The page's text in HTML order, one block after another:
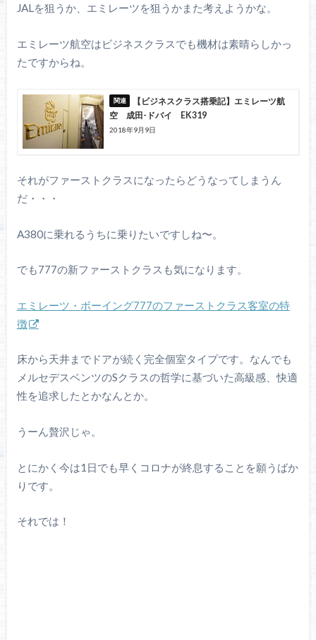
JALを狙うか、エミレーツを狙うかまた考えようかな。
エミレーツ航空はビジネスクラスでも機材は素晴らしかっ
たですからね。
【ビジネスクラス搭乗記】エミレーツ航
空 成田-ドバイ EK319
2018年9月9日
それがファーストクラスになったらどうなってしまうん
だ・・・
A380に乗れるうちに乗りたいですしね〜。
でも777の新ファーストクラスも気になります。
エミレーツ・ボーイング777のファーストクラス客室の特
徴
床から天井までドアが続く完全個室タイプです。なんでも
メルセデスベンツのSクラスの哲学に基づいた高級感、快適
性を追求したとかなんとか。
うーん贅沢じゃ。
とにかく今は1日でも早くコロナが終息することを願うばか
りです。
それでは！